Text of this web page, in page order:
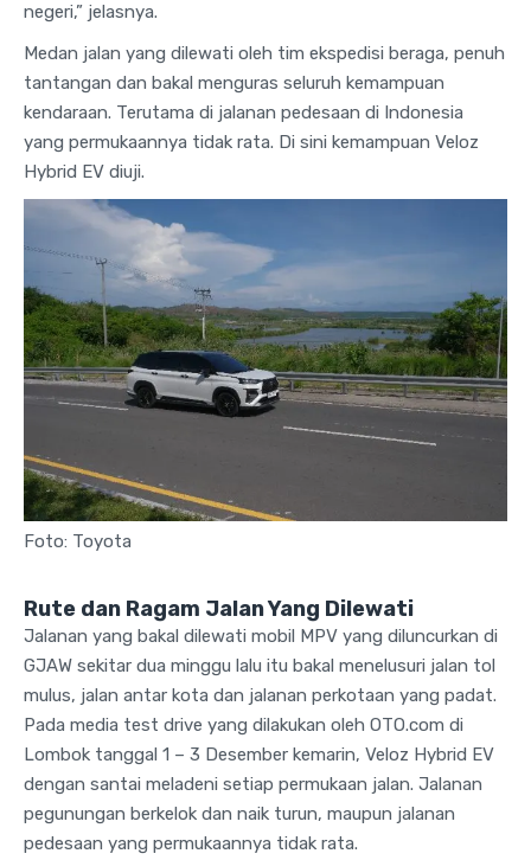
negeri,” jelasnya.
Medan jalan yang dilewati oleh tim ekspedisi beraga, penuh
tantangan dan bakal menguras seluruh kemampuan
kendaraan. Terutama di jalanan pedesaan di Indonesia
yang permukaannya tidak rata. Di sini kemampuan Veloz
Hybrid EV diuji.
Foto: Toyota
Rute dan Ragam Jalan Yang Dilewati
Jalanan yang bakal dilewati mobil MPV yang diluncurkan di
GJAW sekitar dua minggu lalu itu bakal menelusuri jalan tol
mulus, jalan antar kota dan jalanan perkotaan yang padat.
Pada media test drive yang dilakukan oleh OTO.com di
Lombok tanggal 1 – 3 Desember kemarin, Veloz Hybrid EV
dengan santai meladeni setiap permukaan jalan. Jalanan
pegunungan berkelok dan naik turun, maupun jalanan
pedesaan yang permukaannya tidak rata.